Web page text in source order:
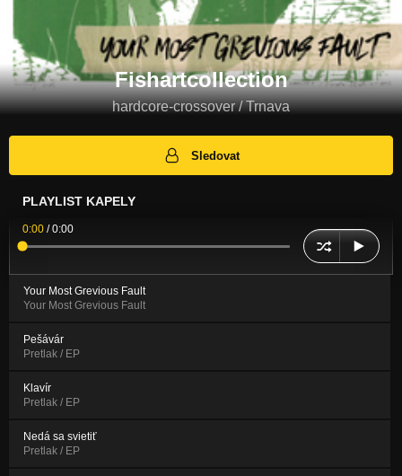
Fishartcollection
hardcore-crossover / Trnava
Sledovat
PLAYLIST KAPELY
0:00 /0:00
Your Most Grevious Fault
Your Most Grevious Fault
Pešávár
Pretlak / EP
Klavír
Pretlak / EP
Nedá sa svietiť
Pretlak / EP